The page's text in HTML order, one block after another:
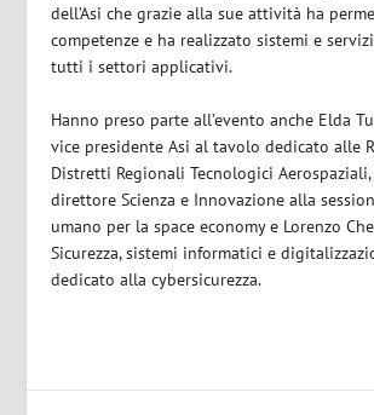
dell’Asi che grazie alla sue attività ha
competenze e ha realizzato sistemi e
tutti i settori applicativi.
Hanno preso parte all’evento anche Elda
vice presidente Asi al tavolo dedicato alle
Distretti Regionali Tecnologici Aerospaziali,
direttore Scienza e Innovazione alla
umano per la space economy e Lorenzo
Sicurezza, sistemi informatici e
dedicato alla cybersicurezza.